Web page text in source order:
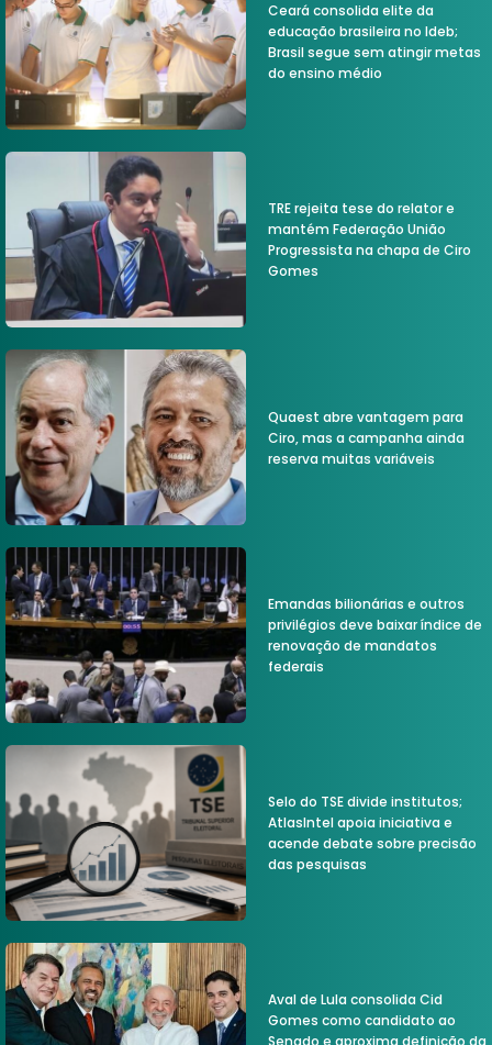
Ceará consolida elite da
educação brasileira no Ideb;
Brasil segue sem atingir metas
do ensino médio
TRE rejeita tese do relator e
mantém Federação União
Progressista na chapa de Ciro
Gomes
Quaest abre vantagem para
Ciro, mas a campanha ainda
reserva muitas variáveis
Emandas bilionárias e outros
privilégios deve baixar índice de
renovação de mandatos
federais
Selo do TSE divide institutos;
AtlasIntel apoia iniciativa e
acende debate sobre precisão
das pesquisas
Aval de Lula consolida Cid
Gomes como candidato ao